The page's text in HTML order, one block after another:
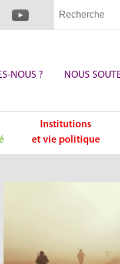
NOUS ? NOUS
Institutions
et vie politique